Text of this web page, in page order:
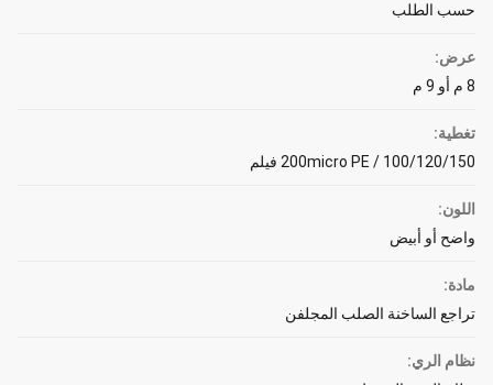
حسب الطلب
عرض:
8 م أو 9 م
تغطية:
100/120/150 / 200micro PE فيلم
اللون:
واضح أو أبيض
مادة:
تراجع الساخنة الصلب المجلفن
نظام الري: